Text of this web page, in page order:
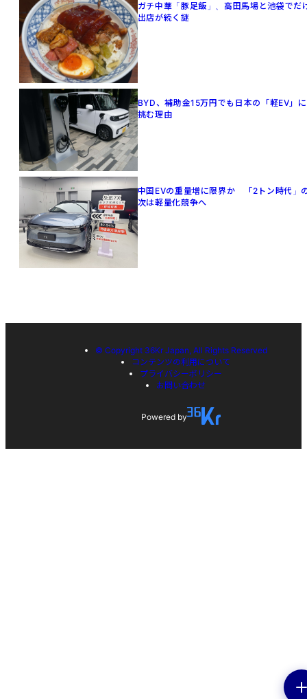
ガチ中華「豚足飯」、高田馬場と池袋でだ
出店が続く謎
BYD、補助金15万円でも日本の「軽EV」に
挑む理由
中国EVの重量増に限界か 「2トン時代」
次は軽量化競争へ
© Copyright 36Kr Japan, All Rights Reserved
コンテンツの利用について
プライバシーポリシー
お問い合わせ
Powered by